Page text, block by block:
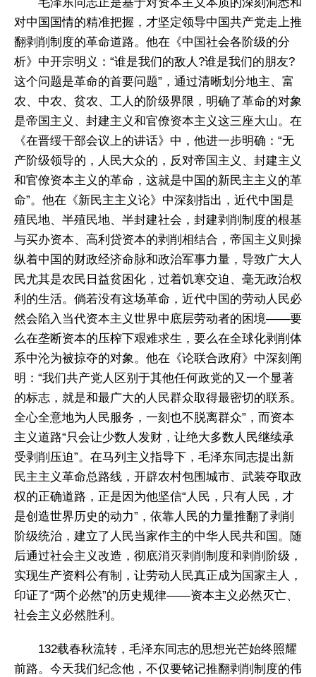
对中国国情的精准把握，才坚定领导中国共产党走上推
翻剥削制度的革命道路。他在《中国社会各阶级的分
析》中开宗明义：“谁是我们的敌人?谁是我们的朋友?
这个问题是革命的首要问题”，通过清晰划分地主、富
农、中农、贫农、工人的阶级界限，明确了革命的对象
是帝国主义、封建主义和官僚资本主义这三座大山。在
《在晋绥干部会议上的讲话》中，他进一步明确：“无
产阶级领导的，人民大众的，反对帝国主义、封建主义
和官僚资本主义的革命，这就是中国的新民主主义的革
命”。他在《新民主主义论》中深刻指出，近代中国是
殖民地、半殖民地、半封建社会，封建剥削制度的根基
与买办资本、高利贷资本的剥削相结合，帝国主义则操
纵着中国的财政经济命脉和政治军事力量，导致广大人
民尤其是农民日益贫困化，过着饥寒交迫、毫无政治权
利的生活。倘若没有这场革命，近代中国的劳动人民必
然会陷入当代资本主义世界中底层劳动者的困境——要
么在垄断资本的压榨下艰难求生，要么在全球化剥削体
系中沦为被掠夺的对象。他在《论联合政府》中深刻阐
明：“我们共产党人区别于其他任何政党的又一个显著
的标志，就是和最广大的人民群众取得最密切的联系。
全心全意地为人民服务，一刻也不脱离群众”，而资本
主义道路“只会让少数人发财，让绝大多数人民继续承
受剥削压迫”。在马列主义指导下，毛泽东同志提出新
民主主义革命总路线，开辟农村包围城市、武装夺取政
权的正确道路，正是因为他坚信“人民，只有人民，才
是创造世界历史的动力”，依靠人民的力量推翻了剥削
阶级统治，建立了人民当家作主的中华人民共和国。随
后通过社会主义改造，彻底消灭剥削制度和剥削阶级，
实现生产资料公有制，让劳动人民真正成为国家主人，
印证了“两个必然”的历史规律——资本主义必然灭亡、
社会主义必然胜利。
132载春秋流转，毛泽东同志的思想光芒始终照耀
前路。今天我们纪念他，不仅要铭记推翻剥削制度的伟